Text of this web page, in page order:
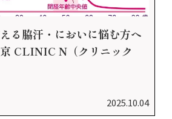
2025.10.04
る脇汗・においに悩む方へ
京 CLINIC N（クリニック